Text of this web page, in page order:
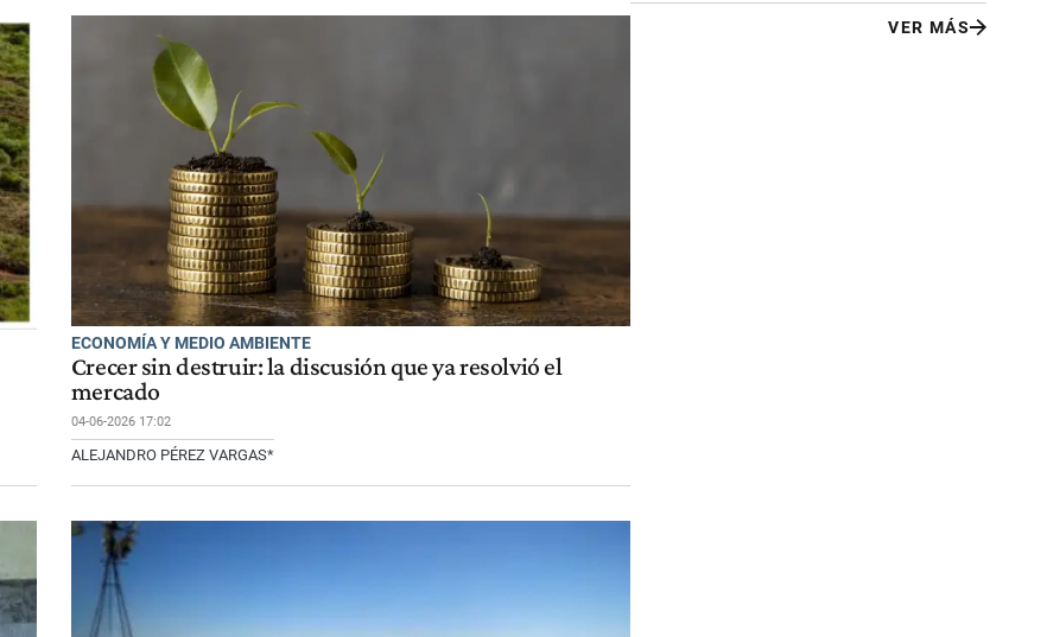
ECONOMÍA Y MEDIO AMBIENTE
Crecer sin destruir: la discusión que ya resolvió el
mercado
04-06-2026 17:02
ALEJANDRO PÉREZ VARGAS*
VER MÁS